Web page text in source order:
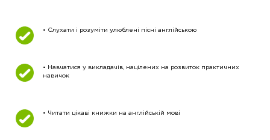
• Слухати і розуміти улюблені пісні англійською
• Навчатися у викладачів, націлених на розвиток практичних
навичок
• Читати цікаві книжки на англійській мові